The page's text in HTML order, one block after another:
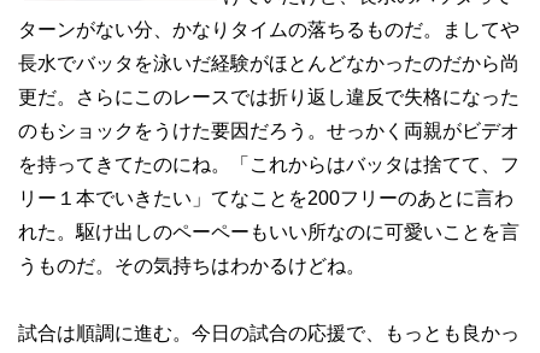
ターンがない分、かなりタイムの落ちるものだ。ましてや
長水でバッタを泳いだ経験がほとんどなかったのだから尚
更だ。さらにこのレースでは折り返し違反で失格になった
のもショックをうけた要因だろう。せっかく両親がビデオ
を持ってきてたのにね。「これからはバッタは捨てて、フ
リー１本でいきたい」てなことを200フリーのあとに言わ
れた。駆け出しのペーペーもいい所なのに可愛いことを言
うものだ。その気持ちはわかるけどね。
試合は順調に進む。今日の試合の応援で、もっとも良かっ